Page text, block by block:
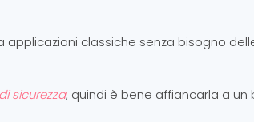
applicazioni classiche senza bisogno
sicurezza, quindi è bene affiancarla a un